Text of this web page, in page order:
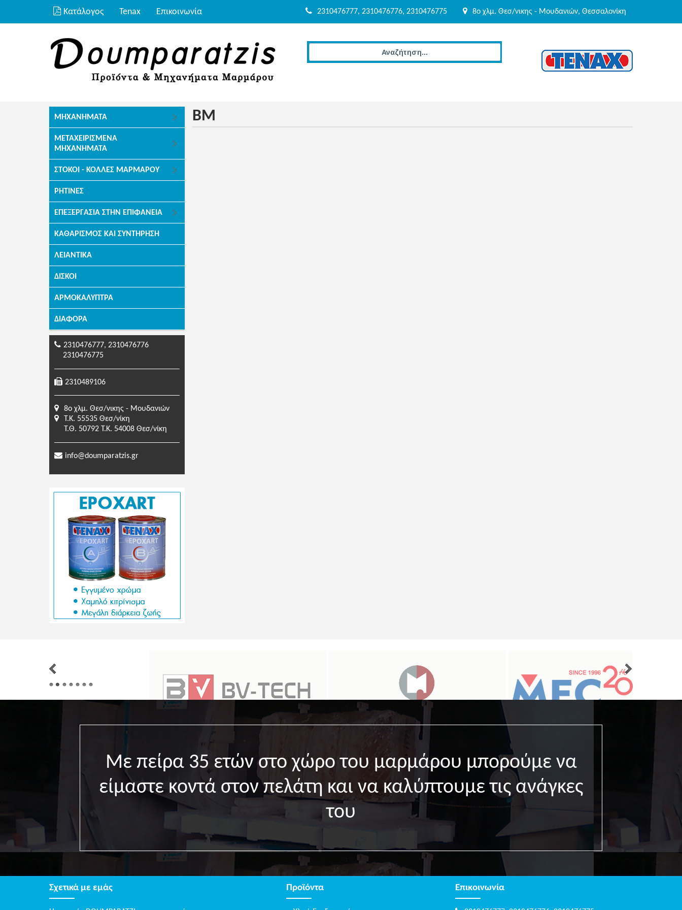
Κατάλογος Tenax Επικοινωνία 2310476777, 2310476776, 2310476775 8o χλμ. Θεσ/νικης - Μουδανιών, Θεσσαλονίκη
ΜΗΧΑΝΉΜΑΤΑ
ΜΕΤΑΧΕΙΡΙΣΜΈΝΑ
ΜΗΧΑΝΉΜΑΤΑ
ΣΤΌΚΟΙ - ΚΌΛΛΕΣ ΜΑΡΜΆΡΟΥ
ΡΗΤΊΝΕΣ
ΕΠΕΞΕΡΓΑΣΊΑ ΣΤΗΝ ΕΠΙΦΆΝΕΙΑ
ΚΑΘΑΡΙΣΜΌΣ ΚΑΙ ΣΥΝΤΉΡΗΣΗ
ΛΕΙΑΝΤΙΚΆ
ΔΊΣΚΟΙ
ΑΡΜΟΚΆΛΥΠΤΡΑ
ΔΙΆΦΟΡΑ
2310476777, 2310476776
2310476775
2310489106
8o χλμ. Θεσ/νικης - Μουδανιών
Τ.Κ. 55535 Θεσ/νίκη
Τ.Θ. 50792 Τ.Κ. 54008 Θεσ/νίκη
info@doumparatzis.gr
BM
Με πείρα 35 ετών στο χώρο του μαρμάρου μπορούμε να
είμαστε κοντά στον πελάτη και να καλύπτουμε τις ανάγκες
του
Σχετικά με εμάς Προϊόντα Επικοινωνία